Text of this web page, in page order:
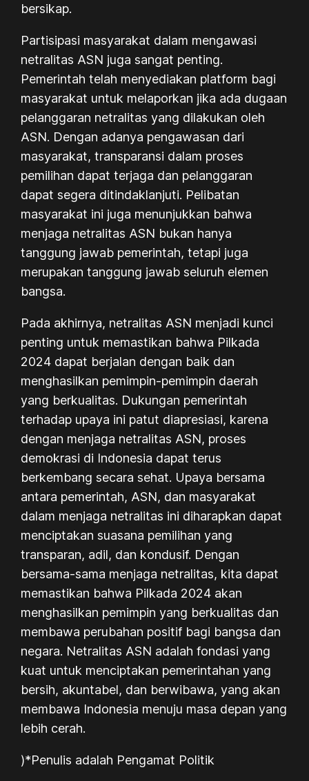
bersikap.
Partisipasi masyarakat dalam mengawasi
netralitas ASN juga sangat penting.
Pemerintah telah menyediakan platform bagi
masyarakat untuk melaporkan jika ada dugaan
pelanggaran netralitas yang dilakukan oleh
ASN. Dengan adanya pengawasan dari
masyarakat, transparansi dalam proses
pemilihan dapat terjaga dan pelanggaran
dapat segera ditindaklanjuti. Pelibatan
masyarakat ini juga menunjukkan bahwa
menjaga netralitas ASN bukan hanya
tanggung jawab pemerintah, tetapi juga
merupakan tanggung jawab seluruh elemen
bangsa.
Pada akhirnya, netralitas ASN menjadi kunci
penting untuk memastikan bahwa Pilkada
2024 dapat berjalan dengan baik dan
menghasilkan pemimpin-pemimpin daerah
yang berkualitas. Dukungan pemerintah
terhadap upaya ini patut diapresiasi, karena
dengan menjaga netralitas ASN, proses
demokrasi di Indonesia dapat terus
berkembang secara sehat. Upaya bersama
antara pemerintah, ASN, dan masyarakat
dalam menjaga netralitas ini diharapkan dapat
menciptakan suasana pemilihan yang
transparan, adil, dan kondusif. Dengan
bersama-sama menjaga netralitas, kita dapat
memastikan bahwa Pilkada 2024 akan
menghasilkan pemimpin yang berkualitas dan
membawa perubahan positif bagi bangsa dan
negara. Netralitas ASN adalah fondasi yang
kuat untuk menciptakan pemerintahan yang
bersih, akuntabel, dan berwibawa, yang akan
membawa Indonesia menuju masa depan yang
lebih cerah.
)*Penulis adalah Pengamat Politik